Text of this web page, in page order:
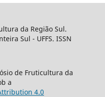
da Região Sul.
Sul - UFFS. ISSN
de Fruticultura da
a
4.0